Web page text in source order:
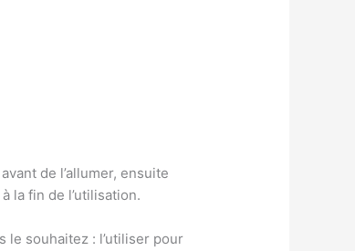
avant de l’allumer, ensuite
la fin de l’utilisation.
le souhaitez : l’utiliser pour